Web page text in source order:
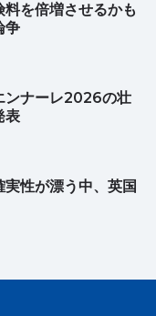
を倍増させるかも
争
ンナーレ2026の壮
表
性が漂う中、英国